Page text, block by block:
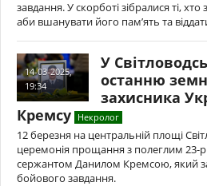
завдання. У скорботі зібралися ті,
аби вшанувати його пам’ять та
14-03-2025,
19:34
У
останню
захисника
Кремсу Некролог
12 березня на центральній площі
церемонія прощання з полеглим
сержантом Данилом Кремсою, який
бойового завдання.